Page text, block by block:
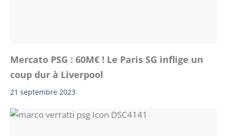
Mercato PSG : 60M€ ! Le Paris SG inflige un
coup dur à Liverpool
21 septembre 2023